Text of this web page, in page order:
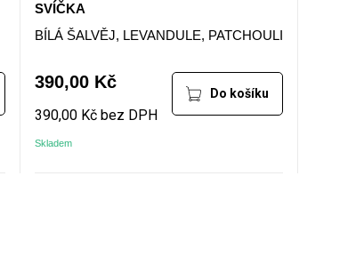
SVÍČKA
BÍLÁ ŠALVĚJ, LEVANDULE, PATCHOULI
390,00 Kč
390,00 Kč bez DPH
Skladem
Do košíku